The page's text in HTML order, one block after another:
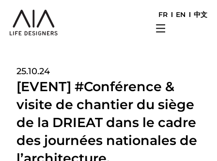
FR EN 中文
25.10.24
[EVENT] #Conférence &
visite de chantier du siège
de la DRIEAT dans le cadre
des journées nationales de